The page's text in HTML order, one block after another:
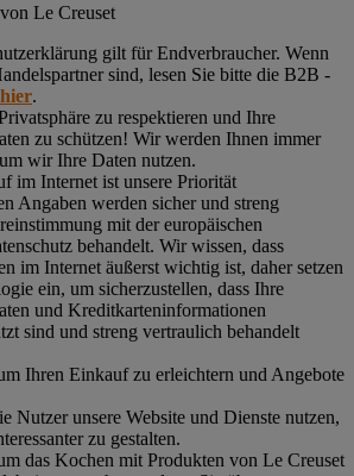
Le Creuset
gilt für Endverbraucher. Wenn
sind, lesen Sie bitte die B2B -
hier.
zu respektieren und Ihre
zu schützen! Wir werden Ihnen immer
wir Ihre Daten nutzen.
im Internet ist unsere Priorität
Angaben werden sicher und streng
mit der europäischen
behandelt. Wir wissen, dass
im Internet äußerst wichtig ist, daher setzen
ein, um sicherzustellen, dass Ihre
und Kreditkarteninformationen
sind und streng vertraulich behandelt
Ihren Einkauf zu erleichtern und Angebote
Nutzer unsere Website und Dienste nutzen,
zu gestalten.
das Kochen mit Produkten von Le Creuset